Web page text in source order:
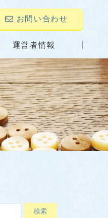
お問い合わせ
運営者情報